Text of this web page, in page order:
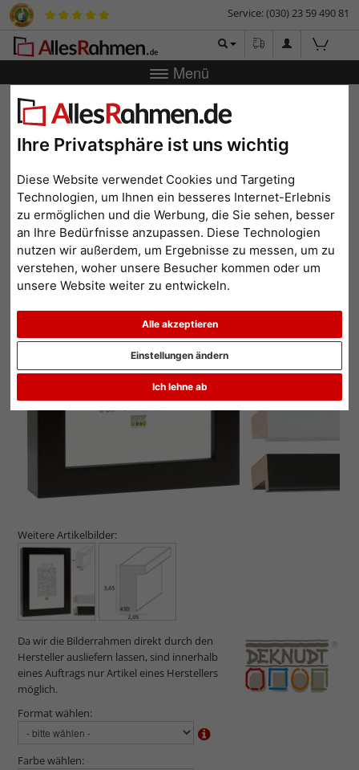
Ihre Privatsphäre ist uns wichtig
Diese Website verwendet Cookies und Targeting
Technologien, um Ihnen ein besseres Internet-Erlebnis
zu ermöglichen und die Werbung, die Sie sehen, besser
an Ihre Bedürfnisse anzupassen. Diese Technologien
nutzen wir außerdem, um Ergebnisse zu messen, um zu
verstehen, woher unsere Besucher kommen oder um
unsere Website weiter zu entwickeln.
Alle akzeptieren
Ich lehne ab
Einstellungen ändern
Service: (030) 23 59 490 81
Menü
Zurück | Bilderrahmen-Shop Bilderrahmen
Holz
Holz-Bilderrahmen Brian mit besonders hoher Leiste
Holz-Bilderrahmen Brian mit
besonders hoher Leiste
Weitere Artikelbilder:
Da wir die Bilderrahmen direkt durch den
Hersteller ausliefern lassen, sind innerhalb
eines Auftrags nur Artikel eines Herstellers
möglich.
Format wählen:
Farbe wählen: